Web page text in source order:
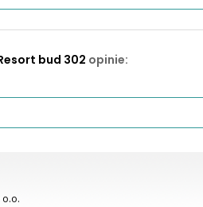
bud 302 opinie: